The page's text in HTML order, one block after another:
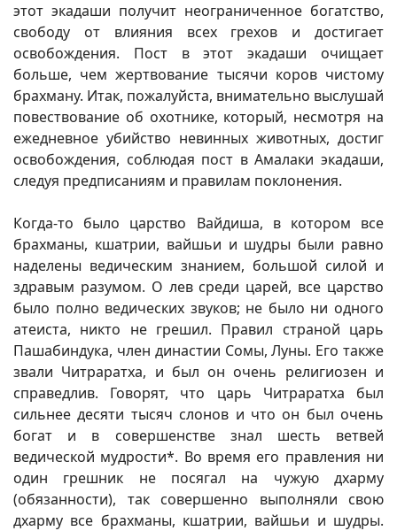
этот экадаши получит неограниченное богатство,
свободу от влияния всех грехов и достигает
освобождения. Пост в этот экадаши очищает
больше, чем жертвование тысячи коров чистому
брахману. Итак, пожалуйста, внимательно выслушай
повествование об охотнике, который, несмотря на
ежедневное убийство невинных животных, достиг
освобождения, соблюдая пост в Амалаки экадаши,
следуя предписаниям и правилам поклонения.
Когда-то было царство Вайдиша, в котором все
брахманы, кшатрии, вайшьи и шудры были равно
наделены ведическим знанием, большой силой и
здравым разумом. О лев среди царей, все царство
было полно ведических звуков; не было ни одного
атеиста, никто не грешил. Правил страной царь
Пашабиндука, член династии Сомы, Луны. Его также
звали Читраратха, и был он очень религиозен и
справедлив. Говорят, что царь Читраратха был
сильнее десяти тысяч слонов и что он был очень
богат и в совершенстве знал шесть ветвей
ведической мудрости*. Во время его правления ни
один грешник не посягал на чужую дхарму
(обязанности), так совершенно выполняли свою
дхарму все брахманы, кшатрии, вайшьи и шудры.